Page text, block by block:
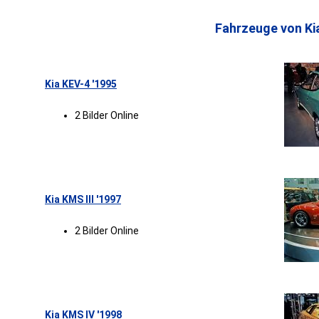
Fahrzeuge von
Kia KEV-4 '1995
2 Bilder Online
Kia KMS III '1997
2 Bilder Online
Kia KMS IV '1998